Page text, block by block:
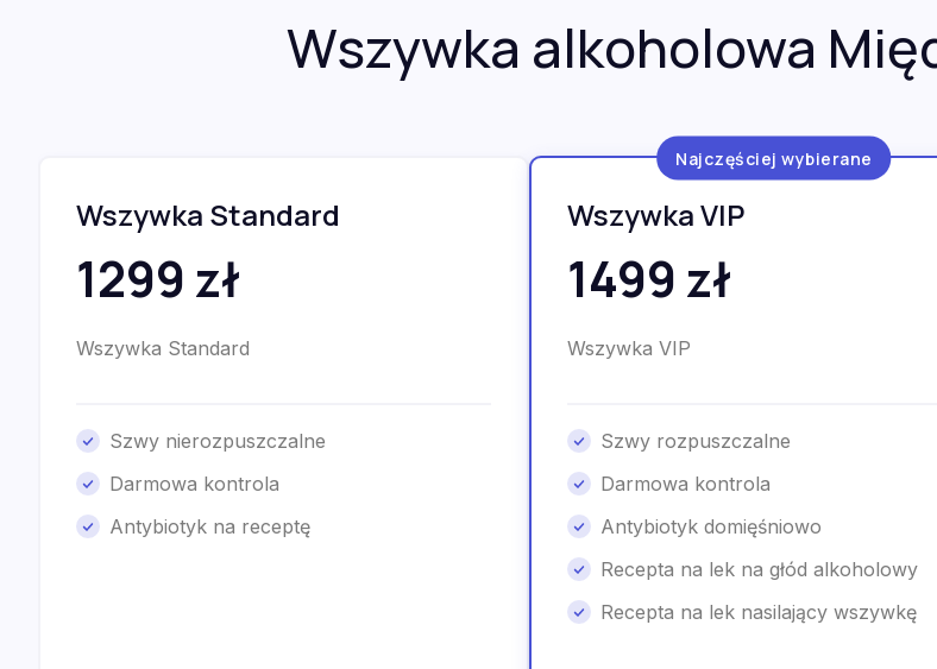
Wszywka alkoholowa
Wszywka Standard
1299 zł
Wszywka Standard
Szwy nierozpuszczalne
Darmowa kontrola
Antybiotyk na receptę
Najczęściej wybierane
Wszywka VIP
1499 zł
Wszywka VIP
Szwy rozpuszczalne
Darmowa kontrola
Antybiotyk domięśniowo
Recepta na lek na głód alkoholowy
Recepta na lek nasilający wszywkę